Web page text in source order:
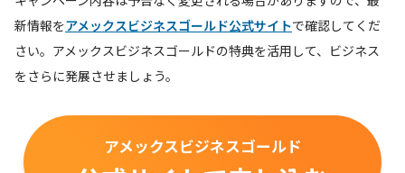
新情報をアメックスビジネスゴールド公式サイトで確認してくだ
さい。アメックスビジネスゴールドの特典を活用して、ビジネス
をさらに発展させましょう。
アメックスビジネスゴールド